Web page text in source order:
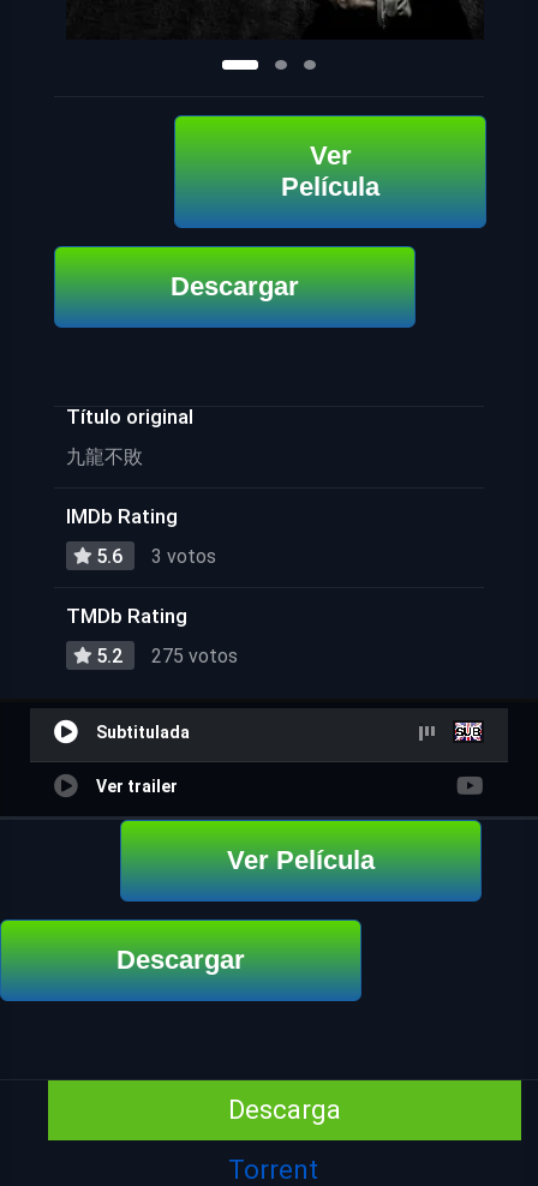
Ver
Película
Descargar
Título original
九龍不敗
IMDb Rating
5.6 3 votos
TMDb Rating
5.2 275 votos
Subtitulada
Ver trailer
Ver Película
Descargar
Descarga
Torrent